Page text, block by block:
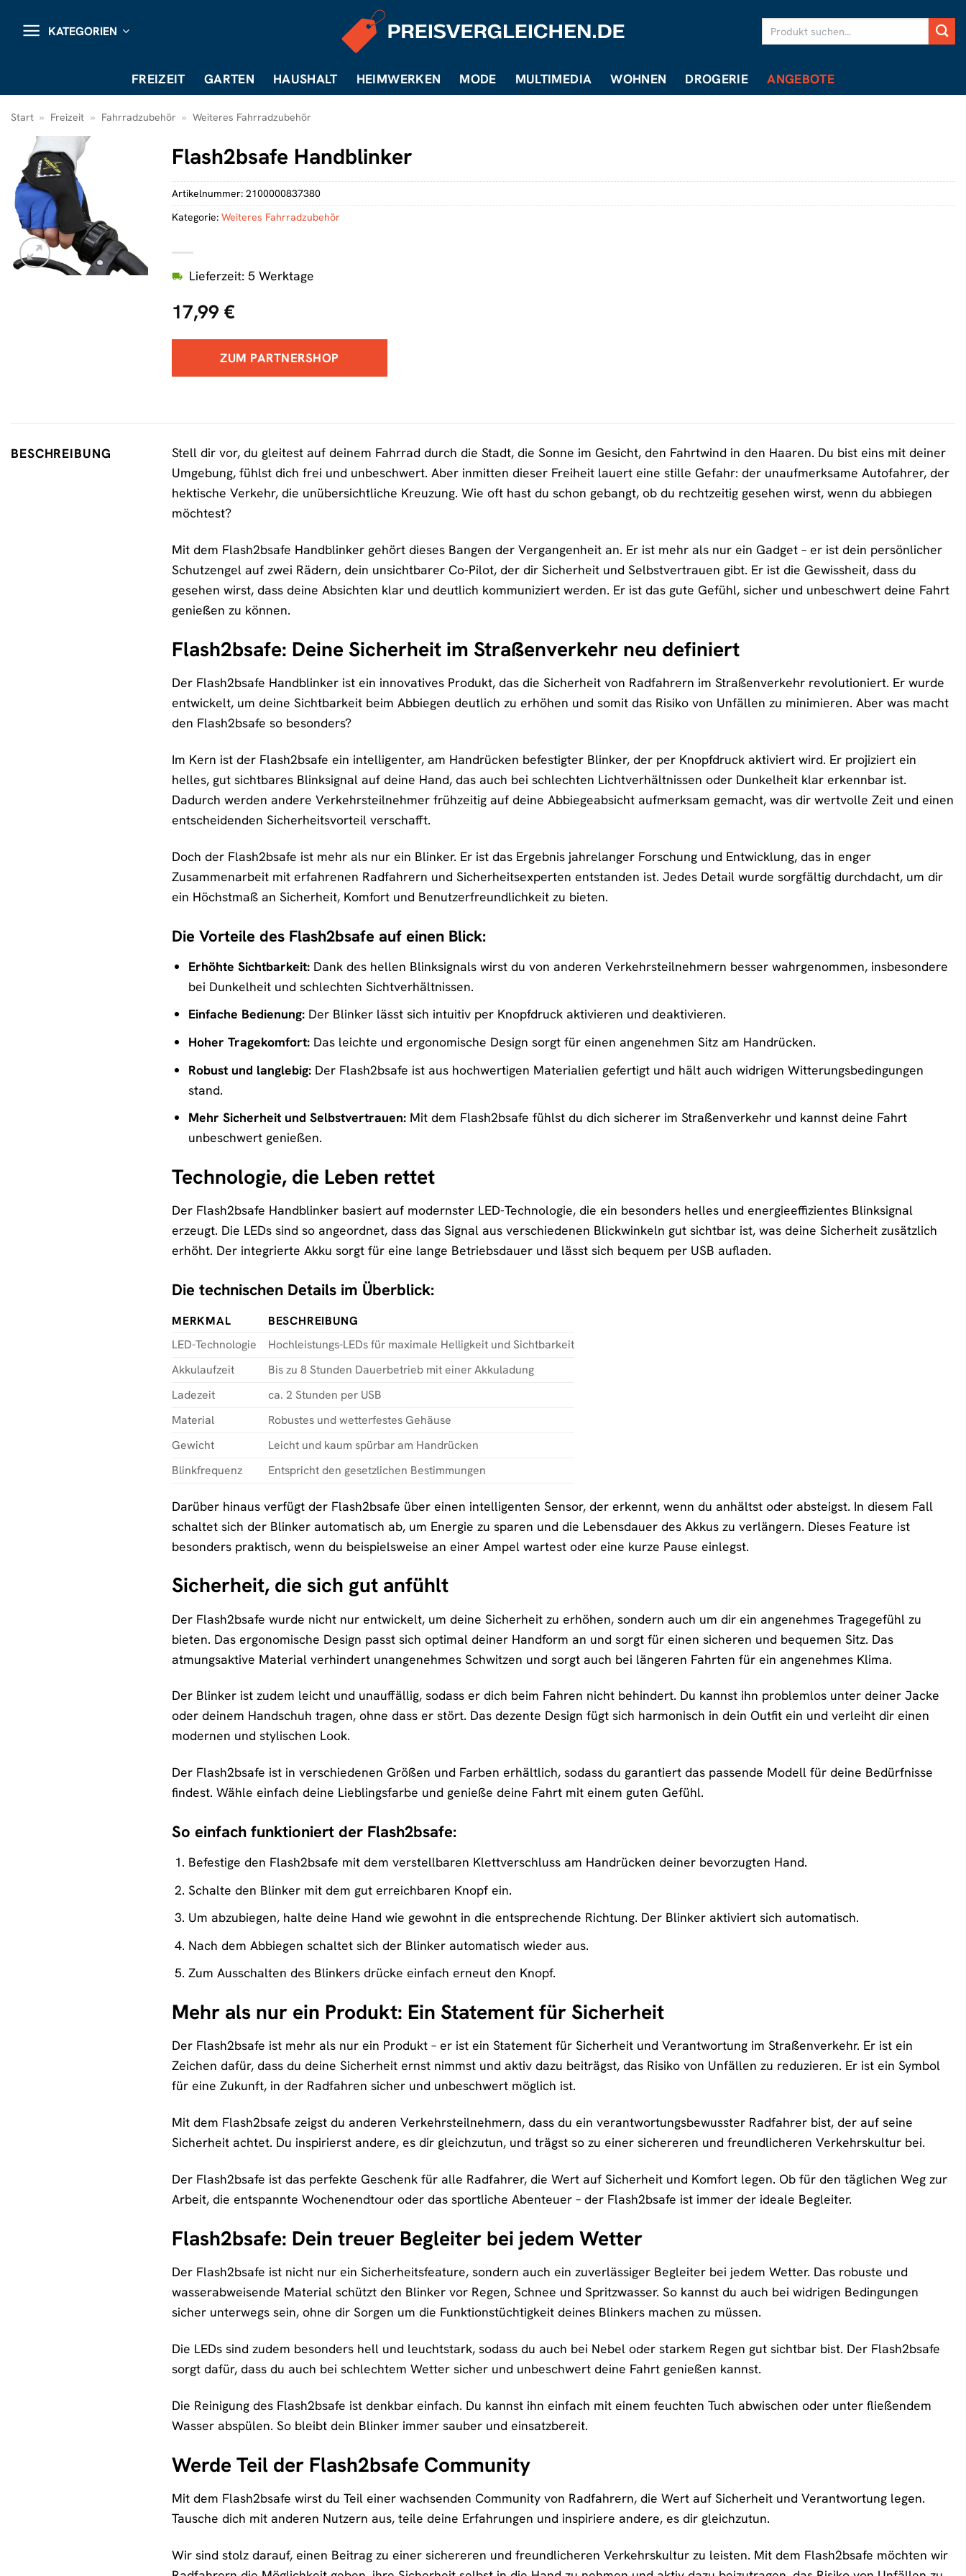
Inhalt
KATEGORIEN
FREIZEIT GARTEN HAUSHALT HEIMWERKEN MODE MULTIMEDIA WOHNEN DROGERIE ANGEBOTE
Start » Freizeit » Fahrradzubehör » Weiteres Fahrradzubehör
Flash2bsafe Handblinker
17,99 €
Lieferzeit: 5 Werktage
ZUM PARTNERSHOP
Artikelnummer: 2100000837380
Kategorie: Weiteres Fahrradzubehör
BESCHREIBUNG
Stell dir vor, du gleitest auf deinem Fahrrad durch die Stadt, die Sonne im Gesicht, den Fahrtwind in den Haaren. Du bist eins mit deiner
Umgebung, fühlst dich frei und unbeschwert. Aber inmitten dieser Freiheit lauert eine stille Gefahr: der unaufmerksame Autofahrer, der
hektische Verkehr, die unübersichtliche Kreuzung. Wie oft hast du schon gebangt, ob du rechtzeitig gesehen wirst, wenn du abbiegen
möchtest?
Mit dem Flash2bsafe Handblinker gehört dieses Bangen der Vergangenheit an. Er ist mehr als nur ein Gadget – er ist dein persönlicher
Schutzengel auf zwei Rädern, dein unsichtbarer Co-Pilot, der dir Sicherheit und Selbstvertrauen gibt. Er ist die Gewissheit, dass du
gesehen wirst, dass deine Absichten klar und deutlich kommuniziert werden. Er ist das gute Gefühl, sicher und unbeschwert deine Fahrt
genießen zu können.
Flash2bsafe: Deine Sicherheit im Straßenverkehr neu definiert
Der Flash2bsafe Handblinker ist ein innovatives Produkt, das die Sicherheit von Radfahrern im Straßenverkehr revolutioniert. Er wurde
entwickelt, um deine Sichtbarkeit beim Abbiegen deutlich zu erhöhen und somit das Risiko von Unfällen zu minimieren. Aber was macht
den Flash2bsafe so besonders?
Im Kern ist der Flash2bsafe ein intelligenter, am Handrücken befestigter Blinker, der per Knopfdruck aktiviert wird. Er projiziert ein
helles, gut sichtbares Blinksignal auf deine Hand, das auch bei schlechten Lichtverhältnissen oder Dunkelheit klar erkennbar ist.
Dadurch werden andere Verkehrsteilnehmer frühzeitig auf deine Abbiegeabsicht aufmerksam gemacht, was dir wertvolle Zeit und einen
entscheidenden Sicherheitsvorteil verschafft.
Doch der Flash2bsafe ist mehr als nur ein Blinker. Er ist das Ergebnis jahrelanger Forschung und Entwicklung, das in enger
Zusammenarbeit mit erfahrenen Radfahrern und Sicherheitsexperten entstanden ist. Jedes Detail wurde sorgfältig durchdacht, um dir
ein Höchstmaß an Sicherheit, Komfort und Benutzerfreundlichkeit zu bieten.
Die Vorteile des Flash2bsafe auf einen Blick:
Erhöhte Sichtbarkeit:Dank des hellen Blinksignals wirst du von anderen Verkehrsteilnehmern besser wahrgenommen, insbesondere
bei Dunkelheit und schlechten Sichtverhältnissen.
Einfache Bedienung:Der Blinker lässt sich intuitiv per Knopfdruck aktivieren und deaktivieren.
Hoher Tragekomfort:Das leichte und ergonomische Design sorgt für einen angenehmen Sitz am Handrücken.
Robust und langlebig:Der Flash2bsafe ist aus hochwertigen Materialien gefertigt und hält auch widrigen Witterungsbedingungen
stand.
Mehr Sicherheit und Selbstvertrauen:Mit dem Flash2bsafe fühlst du dich sicherer im Straßenverkehr und kannst deine Fahrt
unbeschwert genießen.
Technologie, die Leben rettet
Der Flash2bsafe Handblinker basiert auf modernster LED-Technologie, die ein besonders helles und energieeffizientes Blinksignal
erzeugt. Die LEDs sind so angeordnet, dass das Signal aus verschiedenen Blickwinkeln gut sichtbar ist, was deine Sicherheit zusätzlich
erhöht. Der integrierte Akku sorgt für eine lange Betriebsdauer und lässt sich bequem per USB aufladen.
Die technischen Details im Überblick:
MERKMAL
BESCHREIBUNG
LED-Technologie
Hochleistungs-LEDs für maximale Helligkeit und Sichtbarkeit
Akkulaufzeit
Bis zu 8 Stunden Dauerbetrieb mit einer Akkuladung
Ladezeit
ca. 2 Stunden per USB
Material
Robustes und wetterfestes Gehäuse
Gewicht
Leicht und kaum spürbar am Handrücken
Blinkfrequenz
Entspricht den gesetzlichen Bestimmungen
Darüber hinaus verfügt der Flash2bsafe über einen intelligenten Sensor, der erkennt, wenn du anhältst oder absteigst. In diesem Fall
schaltet sich der Blinker automatisch ab, um Energie zu sparen und die Lebensdauer des Akkus zu verlängern. Dieses Feature ist
besonders praktisch, wenn du beispielsweise an einer Ampel wartest oder eine kurze Pause einlegst.
Sicherheit, die sich gut anfühlt
Der Flash2bsafe wurde nicht nur entwickelt, um deine Sicherheit zu erhöhen, sondern auch um dir ein angenehmes Tragegefühl zu
bieten. Das ergonomische Design passt sich optimal deiner Handform an und sorgt für einen sicheren und bequemen Sitz. Das
atmungsaktive Material verhindert unangenehmes Schwitzen und sorgt auch bei längeren Fahrten für ein angenehmes Klima.
Der Blinker ist zudem leicht und unauffällig, sodass er dich beim Fahren nicht behindert. Du kannst ihn problemlos unter deiner Jacke
oder deinem Handschuh tragen, ohne dass er stört. Das dezente Design fügt sich harmonisch in dein Outfit ein und verleiht dir einen
modernen und stylischen Look.
Der Flash2bsafe ist in verschiedenen Größen und Farben erhältlich, sodass du garantiert das passende Modell für deine Bedürfnisse
findest. Wähle einfach deine Lieblingsfarbe und genieße deine Fahrt mit einem guten Gefühl.
So einfach funktioniert der Flash2bsafe:
Befestige den Flash2bsafe mit dem verstellbaren Klettverschluss am Handrücken deiner bevorzugten Hand.
Schalte den Blinker mit dem gut erreichbaren Knopf ein.
Um abzubiegen, halte deine Hand wie gewohnt in die entsprechende Richtung. Der Blinker aktiviert sich automatisch.
Nach dem Abbiegen schaltet sich der Blinker automatisch wieder aus.
Zum Ausschalten des Blinkers drücke einfach erneut den Knopf.
Mehr als nur ein Produkt: Ein Statement für Sicherheit
Der Flash2bsafe ist mehr als nur ein Produkt – er ist ein Statement für Sicherheit und Verantwortung im Straßenverkehr. Er ist ein
Zeichen dafür, dass du deine Sicherheit ernst nimmst und aktiv dazu beiträgst, das Risiko von Unfällen zu reduzieren. Er ist ein Symbol
für eine Zukunft, in der Radfahren sicher und unbeschwert möglich ist.
Mit dem Flash2bsafe zeigst du anderen Verkehrsteilnehmern, dass du ein verantwortungsbewusster Radfahrer bist, der auf seine
Sicherheit achtet. Du inspirierst andere, es dir gleichzutun, und trägst so zu einer sichereren und freundlicheren Verkehrskultur bei.
Der Flash2bsafe ist das perfekte Geschenk für alle Radfahrer, die Wert auf Sicherheit und Komfort legen. Ob für den täglichen Weg zur
Arbeit, die entspannte Wochenendtour oder das sportliche Abenteuer – der Flash2bsafe ist immer der ideale Begleiter.
Flash2bsafe: Dein treuer Begleiter bei jedem Wetter
Der Flash2bsafe ist nicht nur ein Sicherheitsfeature, sondern auch ein zuverlässiger Begleiter bei jedem Wetter. Das robuste und
wasserabweisende Material schützt den Blinker vor Regen, Schnee und Spritzwasser. So kannst du auch bei widrigen Bedingungen
sicher unterwegs sein, ohne dir Sorgen um die Funktionstüchtigkeit deines Blinkers machen zu müssen.
Die LEDs sind zudem besonders hell und leuchtstark, sodass du auch bei Nebel oder starkem Regen gut sichtbar bist. Der Flash2bsafe
sorgt dafür, dass du auch bei schlechtem Wetter sicher und unbeschwert deine Fahrt genießen kannst.
Die Reinigung des Flash2bsafe ist denkbar einfach. Du kannst ihn einfach mit einem feuchten Tuch abwischen oder unter fließendem
Wasser abspülen. So bleibt dein Blinker immer sauber und einsatzbereit.
Werde Teil der Flash2bsafe Community
Mit dem Flash2bsafe wirst du Teil einer wachsenden Community von Radfahrern, die Wert auf Sicherheit und Verantwortung legen.
Tausche dich mit anderen Nutzern aus, teile deine Erfahrungen und inspiriere andere, es dir gleichzutun.
Wir sind stolz darauf, einen Beitrag zu einer sichereren und freundlicheren Verkehrskultur zu leisten. Mit dem Flash2bsafe möchten wir